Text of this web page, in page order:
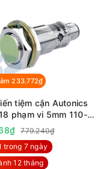
233.772₫
tiệm cận Autonics
phạm vi 5mm 110-
779.240₫
trong 7 ngày
12 tháng